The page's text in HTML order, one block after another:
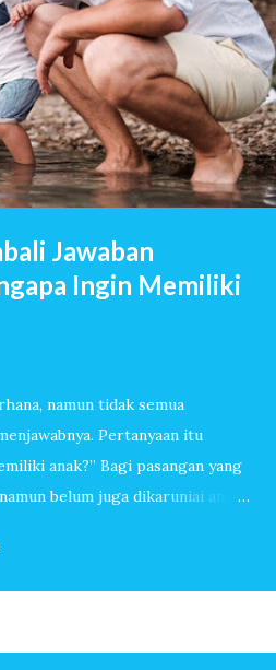
Jawaban
Ingin Memiliki
namun tidak semua
Pertanyaan itu
anak?” Bagi pasangan yang
belum juga dikaruniai anak,
bayi, tiada canda tawa
menemukan banyak sekali alasan
Nya, pertanyaan mengapa